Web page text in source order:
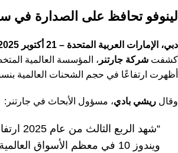
لينوفو تحافظ على الصدارة في
دبي، الإمارات العربية المتحدة – 21 أكتوبر 2025:
كشفت شركة جارتنر
أظهرت ارتفاعًا في حجم الشحنات العالمية
وقال ريشي بادي، مسؤول الأبحاث في جارتنر:
ويندوز 10 في معظم الأسواق العالمية. وفي المقابل، ظل النمو في أمريكا الشمالية محدودًا عند